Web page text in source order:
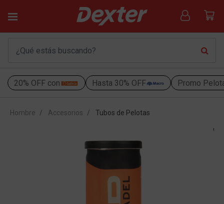
20% OFF con Hasta 30% OFF Promo
Hombre Accesorios Tubos de Pelotas